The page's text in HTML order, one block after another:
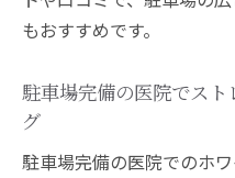
特徴
目
通いやすさと効果で
もおすすめです。
駐車場完備の医院でスト
グ
駐車場完備の医院でのホ